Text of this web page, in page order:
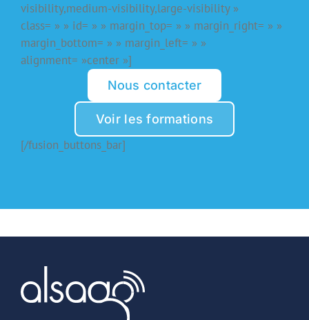
visibility,medium-visibility,large-visibility »
class= » » id= » » margin_top= » » margin_right= » »
margin_bottom= » » margin_left= » »
alignment= »center »]
Nous contacter
Voir les formations
[/fusion_buttons_bar]